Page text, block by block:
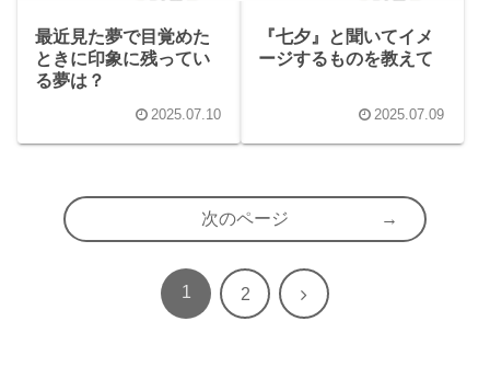
最近見た夢で目覚めた
ときに印象に残ってい
る夢は？
2025.07.10
『七夕』と聞いてイメ
ージするものを教えて
2025.07.09
次のページ
1 2 次